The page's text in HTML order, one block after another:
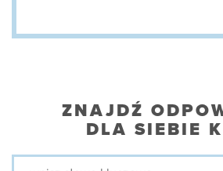
ZNAJDŹ
DLA SIEBIE